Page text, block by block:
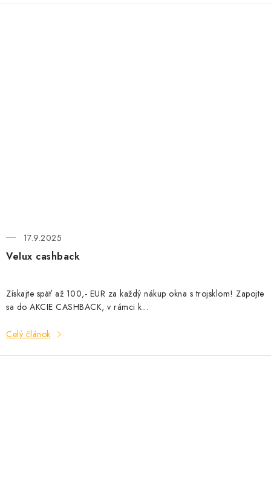
Velux cashback
17.9.2025
Získajte späť až 100,- EUR za každý nákup okna s trojsklom! Zapojte
sa do AKCIE CASHBACK, v rámci k...
Celý článok